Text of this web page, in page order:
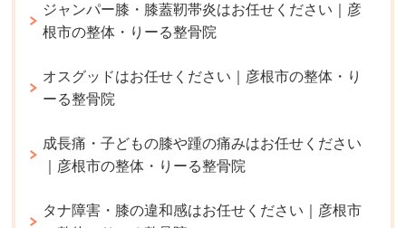
ジャンパー膝・膝蓋靭帯炎はお任せください｜彦
根市の整体・りーる整骨院
オスグッドはお任せください｜彦根市の整体・り
ーる整骨院
成長痛・子どもの膝や踵の痛みはお任せください
｜彦根市の整体・りーる整骨院
タナ障害・膝の違和感はお任せください｜彦根市